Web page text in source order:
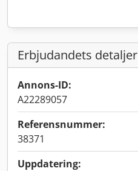
Erbjudandets detaljer
Annons-ID:
A22289057
Referensnummer:
38371
Uppdatering: